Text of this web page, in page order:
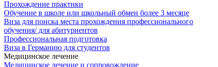
Прохождение практики
Обучение в школе или школьный обмен более 3 месяце
Виза для поиска места прохождения профессионального
обучения/ для абитуриентов
Профессиональная подготовка
Виза в Германию для студентов
Медицинское лечение
Медицинское лечение и сопровождение